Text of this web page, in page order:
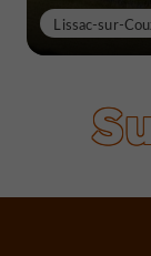
Lissac-sur-